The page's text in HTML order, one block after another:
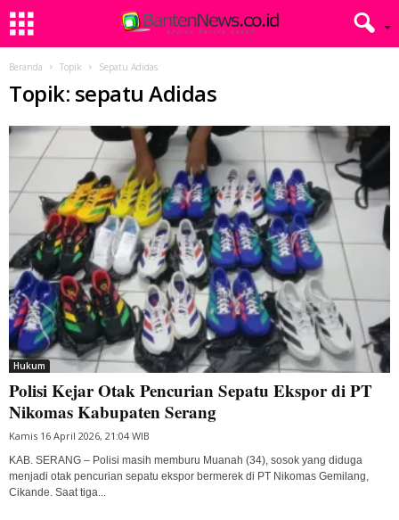
Beranda Topik Sepatu Adidas
Topik: sepatu Adidas
Hukum
Polisi Kejar Otak Pencurian Sepatu Ekspor di PT
Nikomas Kabupaten Serang
Kamis 16 April 2026, 21:04 WIB
KAB. SERANG – Polisi masih memburu Muanah (34), sosok yang diduga
menjadi otak pencurian sepatu ekspor bermerek di PT Nikomas Gemilang,
Cikande. Saat tiga...